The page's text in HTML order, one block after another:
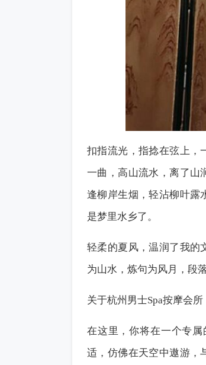
扣指流光，指捻在弦上，
一曲，高山流水，离了山
逢柳岸生烟，轻沾柳叶露
是梦里水乡了。
轻柔的夏风，温润了我的
为山水，炼句为风月，段
关于杭州男士Spa按摩会所
在这里，你将在一个专
适，仿佛在天空中遨游，